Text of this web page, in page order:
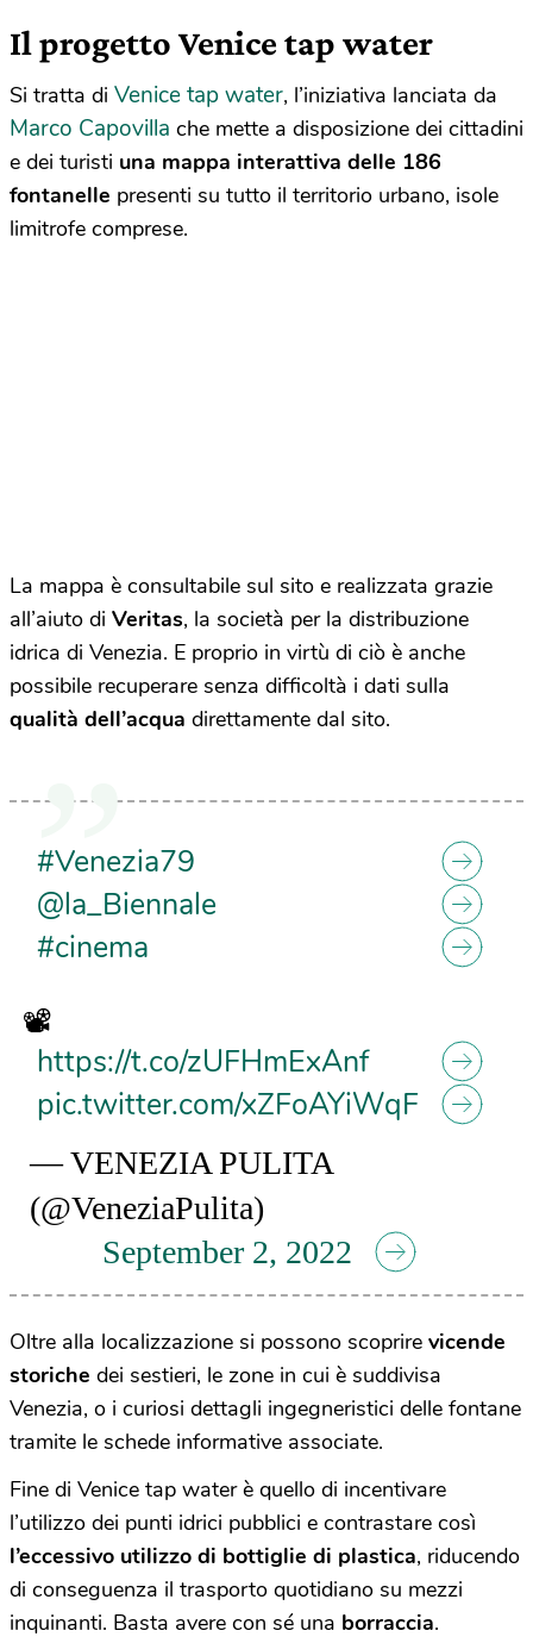
Il progetto Venice tap water
Si tratta di Venice tap water, l’iniziativa lanciata da
Marco Capovilla che mette a disposizione dei cittadini
e dei turisti una mappa interattiva delle 186
fontanelle presenti su tutto il territorio urbano, isole
limitrofe comprese.
La mappa è consultabile sul sito e realizzata grazie
all’aiuto di Veritas, la società per la distribuzione
idrica di Venezia. E proprio in virtù di ciò è anche
possibile recuperare senza difficoltà i dati sulla
qualità dell’acqua direttamente dal sito.
#Venezia79
@la_Biennale
#cinema
📽
https://t.co/zUFHmExAnf
pic.twitter.com/xZFoAYiWqF
— VENEZIA PULITA
(@VeneziaPulita)
September 2, 2022
Oltre alla localizzazione si possono scoprire vicende
storiche dei sestieri, le zone in cui è suddivisa
Venezia, o i curiosi dettagli ingegneristici delle fontane
tramite le schede informative associate.
Fine di Venice tap water è quello di incentivare
l’utilizzo dei punti idrici pubblici e contrastare così
l’eccessivo utilizzo di bottiglie di plastica, riducendo
di conseguenza il trasporto quotidiano su mezzi
inquinanti. Basta avere con sé una borraccia.